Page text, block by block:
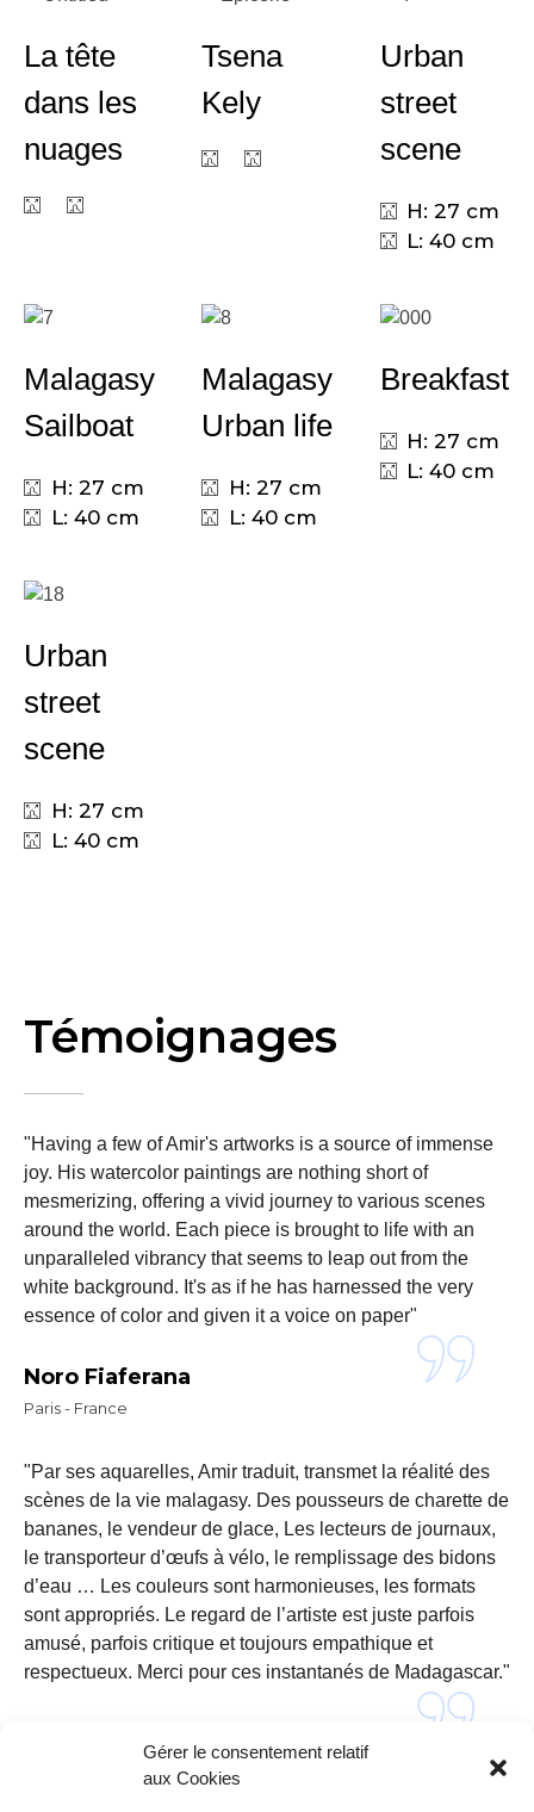
Gérer le consentement relatif
aux Cookies
La tête
dans les
nuages
Tsena
Kely
Urban
street
scene
H: 27 cm
L: 40 cm
Malagasy
Sailboat
H: 27 cm
L: 40 cm
Malagasy
Urban life
H: 27 cm
L: 40 cm
Breakfast
H: 27 cm
L: 40 cm
Urban
street
scene
H: 27 cm
L: 40 cm
Témoignages
"Having a few of Amir's artworks is a source of immense
joy. His watercolor paintings are nothing short of
mesmerizing, offering a vivid journey to various scenes
around the world. Each piece is brought to life with an
unparalleled vibrancy that seems to leap out from the
white background. It's as if he has harnessed the very
essence of color and given it a voice on paper"
Noro Fiaferana
Paris - France
"Par ses aquarelles, Amir traduit, transmet la réalité des
scènes de la vie malagasy. Des pousseurs de charette de
bananes, le vendeur de glace, Les lecteurs de journaux,
le transporteur d’œufs à vélo, le remplissage des bidons
d’eau … Les couleurs sont harmonieuses, les formats
sont appropriés. Le regard de l’artiste est juste parfois
amusé, parfois critique et toujours empathique et
respectueux. Merci pour ces instantanés de Madagascar."
Toronto, canada.